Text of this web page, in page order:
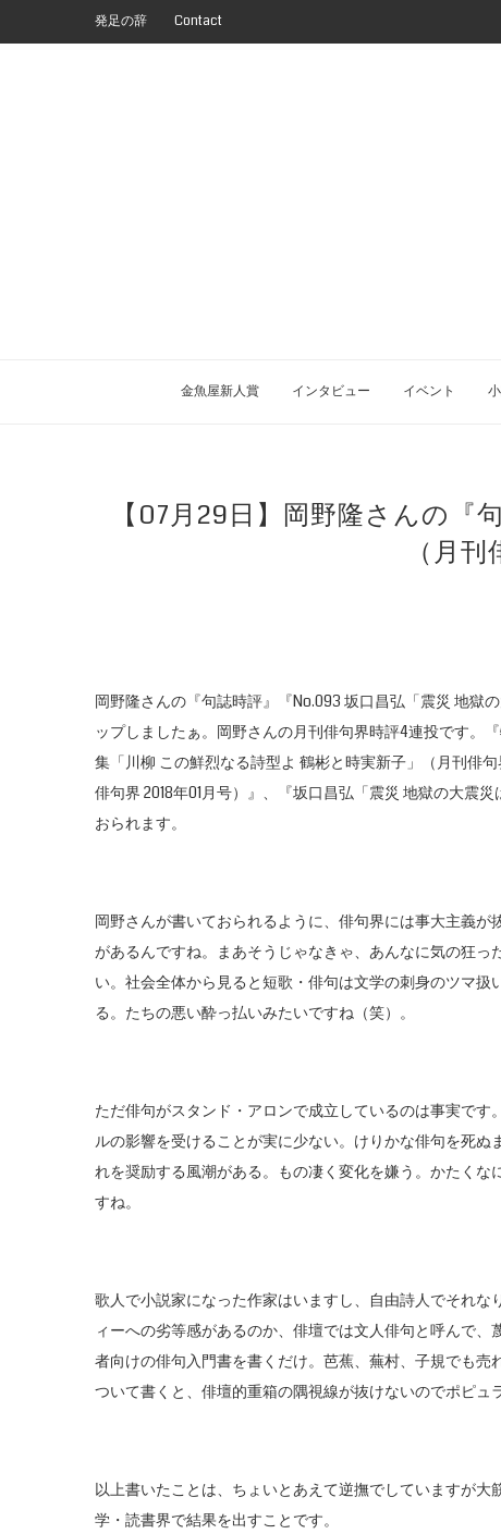
発足の辞 Contact
金魚屋新人賞 インタビュー イベント
【07月29日】岡野隆さんの『
（月
岡野隆さんの『句誌時評』『No.093 坂口昌弘「震災 地獄
ップしましたぁ。岡野さんの月刊俳句界時評4連投です。
集「川柳 この鮮烈なる詩型よ 鶴彬と時実新子」（月刊俳
俳句界 2018年01月号）』、『坂口昌弘「震災 地獄の大震
おられます。
岡野さんが書いておられるように、俳句界には事大主義
があるんですね。まあそうじゃなきゃ、あんなに気の狂
い。社会全体から見ると短歌・俳句は文学の刺身のツマ
る。たちの悪い酔っ払いみたいですね（笑）。
ただ俳句がスタンド・アロンで成立しているのは事実で
ルの影響を受けることが実に少ない。けりかな俳句を死
れを奨励する風潮がある。もの凄く変化を嫌う。かたく
すね。
歌人で小説家になった作家はいますし、自由詩人でそれ
ィーへの劣等感があるのか、俳壇では文人俳句と呼んで
者向けの俳句入門書を書くだけ。芭蕉、蕪村、子規でも
ついて書くと、俳壇的重箱の隅視線が抜けないのでポピュ
以上書いたことは、ちょいとあえて逆撫でしていますが
学・読書界で結果を出すことです。